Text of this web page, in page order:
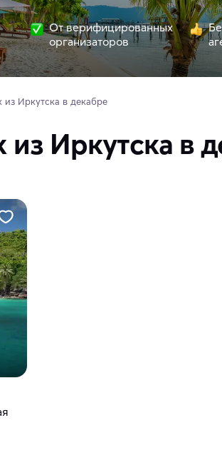
От верифицированных
организаторов
Иркутска в декабре
Иркутска в